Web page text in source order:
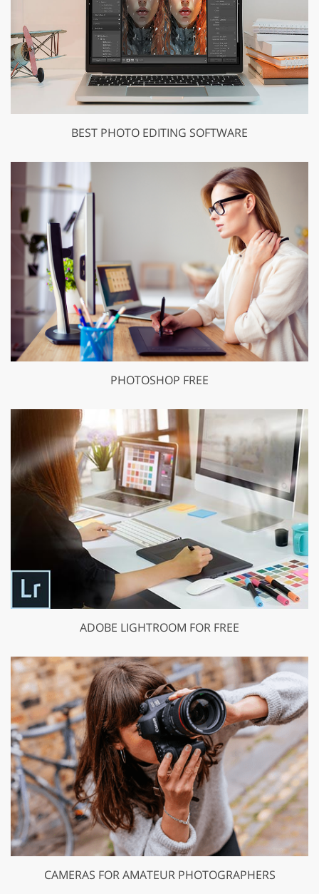
BEST PHOTO EDITING SOFTWARE
PHOTOSHOP FREE
ADOBE LIGHTROOM FOR FREE
CAMERAS FOR AMATEUR PHOTOGRAPHERS